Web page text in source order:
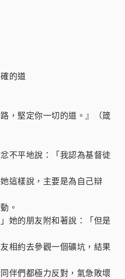
的道
堅定你一切的道。』（箴
平地說：「我認為基督徒
這樣說，主要是為自己辯
。
的朋友附和著說：「但是
相約去參觀一個礦坑，結果
伴們都極力反對，氣急敗壞